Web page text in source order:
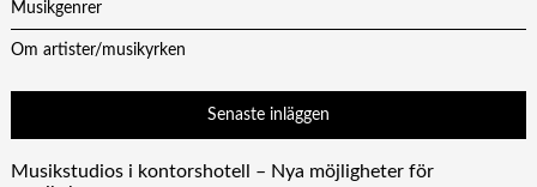
Musikgenrer
Om artister/musikyrken
Senaste inläggen
Musikstudios i kontorshotell – Nya möjligheter för